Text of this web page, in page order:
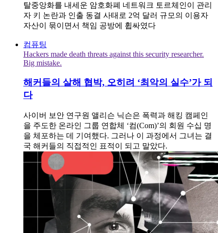
탈중앙화를 내세운 암호화폐 네트워크 토르체인이 관리
자 키 논란과 인출 동결 사태로 2억 달러 규모의 이용자
자산이 묶이면서 책임 공방에 휩싸였다
컴퓨팅
Hackers made death threats against this security researcher.
Big mistake.
해커들의 살해 협박, 오히려 ‘최악의 실수’가 되
다
사이버 보안 연구원 앨리슨 닉슨은 폭력과 해킹 캠페인
을 주도한 온라인 그룹 연합체 ‘컴(Com)’의 회원 수십 명
을 체포하는 데 기여했다. 그러나 이 과정에서 그녀는 결
국 해커들의 직접적인 표적이 되고 말았다.